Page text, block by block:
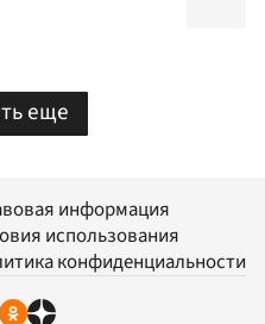
еще
информация
использования
конфиденциальности